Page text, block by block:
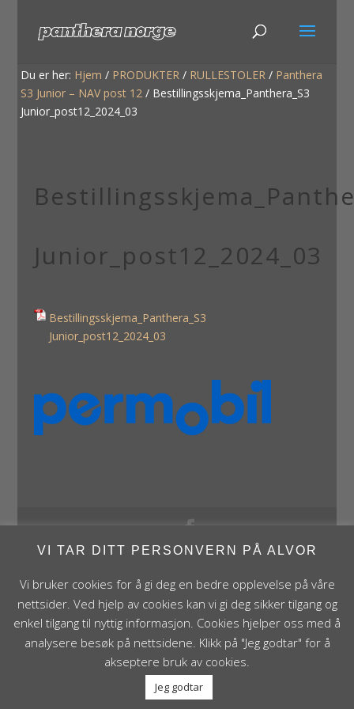
Du er her: Hjem / PRODUKTER / RULLESTOLER / Panthera
S3 Junior – NAV post 12 / Bestillingsskjema_Panthera_S3
Junior_post12_2024_03
Junior_post12_2024_03
Bestillingsskjema_Panthera_S3
Junior_post12_2024_03
Panthera Norge AS • Røykenveien 142A • NO - 1386
Org.nr. NO 995 824 841 MVA Foretaksregisteret
VI TAR DITT PERSONVERN PÅ ALVOR
Vi bruker cookies for å gi deg en bedre opplevelse på våre
nettsider. Ved hjelp av cookies kan vi gi deg sikker tilgang og
enkel tilgang til nyttig informasjon. Cookies hjelper oss med å
analysere besøk på nettsidene. Klikk på "Jeg godtar" for å
akseptere bruk av cookies.
Jeg godtar